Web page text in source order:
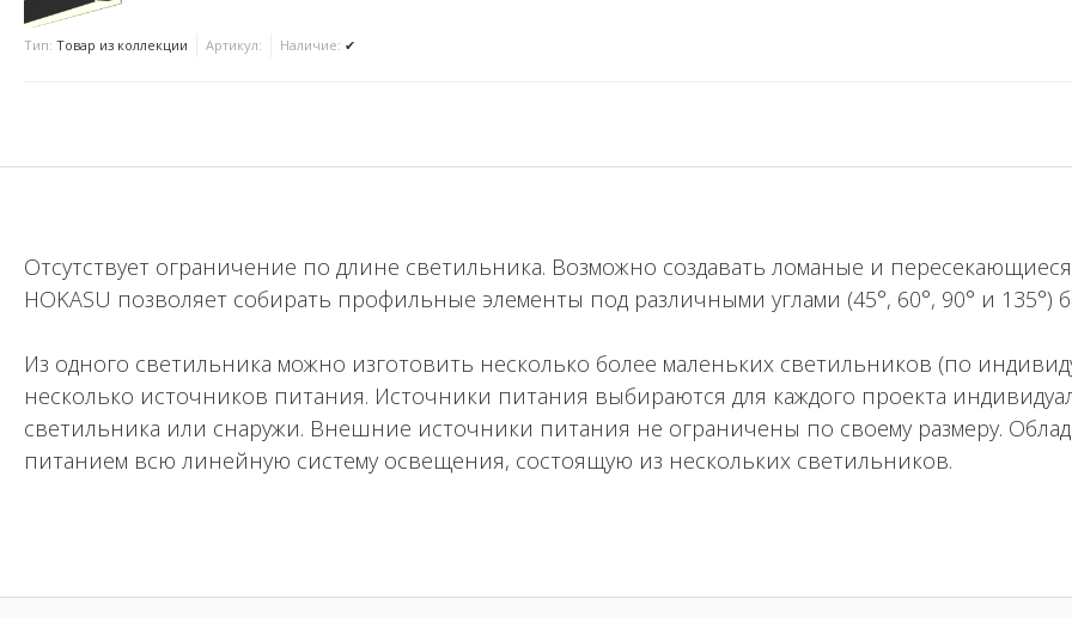
Тип: Товар из коллекции Артикул: Наличие: ✔
Отсутствует ограничение по длине светильника. Возможно создавать ломаные и
HOKASU позволяет собирать профильные элементы под различными углами (45°, 60°, 90° и 135°)
Из одного светильника можно изготовить несколько более маленьких светильников (по
несколько источников питания. Источники питания выбираются для каждого проекта
светильника или снаружи. Внешние источники питания не ограничены по своему размеру.
питанием всю линейную систему освещения, состоящую из нескольких светильников.